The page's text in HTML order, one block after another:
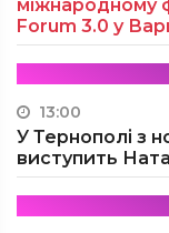
міжнародному
Forum 3.0 у
13:00
У Тернополі з
виступить